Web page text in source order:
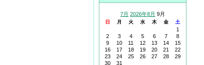
7月 2026年8月 9月
日 月 火 水 木 金 土
1
2
3 4 5 6 7
8
9
10 11 12 13 14
15
16
17 18 19 20 21
22
23
24 25 26 27 28
29
30
31